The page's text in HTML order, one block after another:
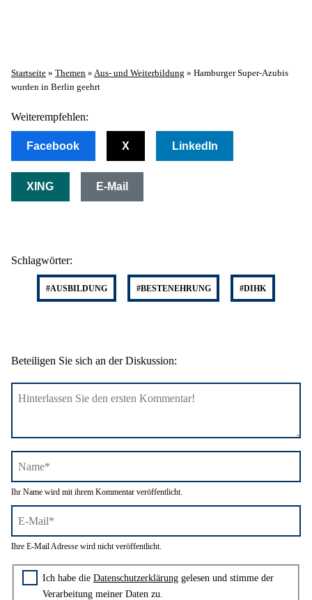
Startseite » Themen » Aus- und Weiterbildung » Hamburger Super-Azubis
wurden in Berlin geehrt
Weiterempfehlen:
Facebook X LinkedIn
XING E-Mail
Schlagwörter:
#AUSBILDUNG #BESTENEHRUNG #DIHK
Beteiligen Sie sich an der Diskussion:
Name*
Ihr Name wird mit ihrem Kommentar veröffentlicht.
E-
Mail*
Ihre E-Mail Adresse wird nicht veröffentlicht.
Zustimmung zur Datenschutzerklärung
Ich habe die Datenschutzerklärunggelesen und stimme der
Verarbeitung meiner Daten zu.